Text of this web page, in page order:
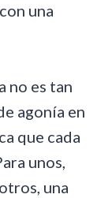
una
no es tan
agonía en
que cada
unos,
una